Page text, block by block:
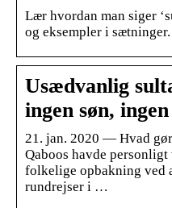
Lær hvordan man siger
og eksempler i sætninger.
Usædvanlig
ingen søn,
21. jan. 2020 — Hvad
Qaboos havde
folkelige opbakning ved
rundrejser i …